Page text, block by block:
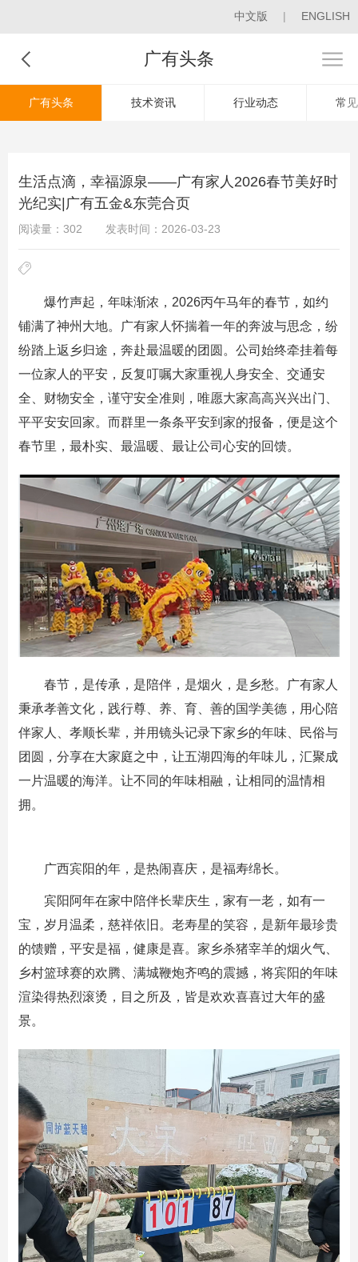
中文版 | ENGLISH
广有头条
广有头条 技术资讯 行业动态 常
生活点滴，幸福源泉——广有家人2026春节美好时
光纪实|广有五金&东莞合页
阅读量：302 发表时间：2026-03-23
爆竹声起，年味渐浓，2026丙午马年的春节，如约
铺满了神州大地。广有家人怀揣着一年的奔波与思念，纷
纷踏上返乡归途，奔赴最温暖的团圆。公司始终牵挂着每
一位家人的平安，反复叮嘱大家重视人身安全、交通安
全、财物安全，谨守安全准则，唯愿大家高高兴兴出门、
平平安安回家。而群里一条条平安到家的报备，便是这个
春节里，最朴实、最温暖、最让公司心安的回馈。
春节，是传承，是陪伴，是烟火，是乡愁。广有家人
秉承孝善文化，践行尊、养、育、善的国学美德，用心陪
伴家人、孝顺长辈，并用镜头记录下家乡的年味、民俗与
团圆，分享在大家庭之中，让五湖四海的年味儿，汇聚成
一片温暖的海洋。让不同的年味相融，让相同的温情相
拥。
广西宾阳的年，是热闹喜庆，是福寿绵长。
宾阳阿年在家中陪伴长辈庆生，家有一老，如有一
宝，岁月温柔，慈祥依旧。老寿星的笑容，是新年最珍贵
的馈赠，平安是福，健康是喜。家乡杀猪宰羊的烟火气、
乡村篮球赛的欢腾、满城鞭炮齐鸣的震撼，将宾阳的年味
渲染得热烈滚烫，目之所及，皆是欢欢喜喜过大年的盛
景。